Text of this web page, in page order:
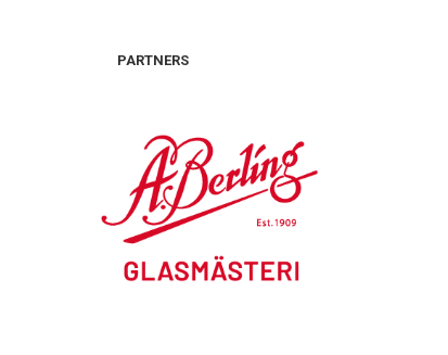
PARTNERS